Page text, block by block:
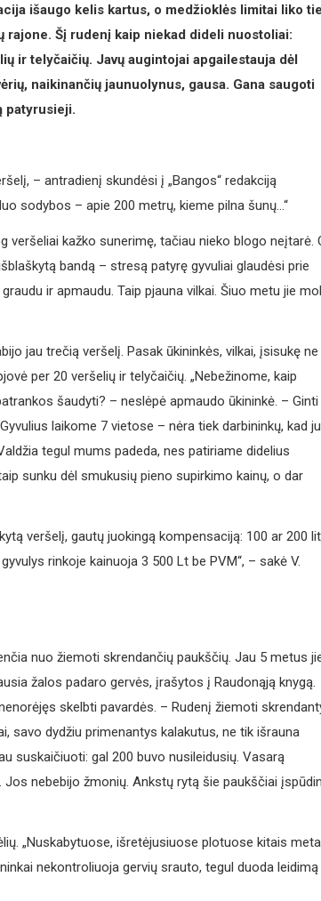
išaugo kelis kartus, o medžioklės limitai liko tie
rajone. Šį rudenį kaip niekad dideli nuostoliai:
ir telyčaičių. Javų augintojai apgailestauja dėl
naikinančių jaunuolynus, gausa. Gana saugoti
patyrusieji.
– antradienį skundėsi į „Bangos“ redakciją
sodybos – apie 200 metrų, kieme pilna šunų…“
kažko sunerimę, tačiau nieko blogo neįtarė.
bandą – stresą patyrę gyvuliai glaudėsi prie
ir apmaudu. Taip pjauna vilkai. Šiuo metu jie
jau trečią veršelį. Pasak ūkininkės, vilkai, įsisukę
per 20 veršelių ir telyčaičių. „Nebežinome, kaip
šaudyti? – neslėpė apmaudo ūkininkė. – Ginti
laikome 7 vietose – nėra tiek darbininkų, kad
tegul mums padeda, nes patiriame didelius
sunku dėl smukusių pieno supirkimo kainų, o dar
veršelį, gautų juokingą kompensaciją: 100 ar 200
rinkoje kainuoja 3 500 Lt be PVM“, – sakė V.
nuo žiemoti skrendančių paukščių. Jau 5 metus
žalos padaro gervės, įrašytos į Raudonąją knygą.
skelbti pavardės. – Rudenį žiemoti
savo dydžiu primenantys kalakutus, ne tik išrauna
suskaičiuoti: gal 200 buvo nusileidusių. Vasarą
nebebijo žmonių. Ankstų rytą šie paukščiai
„Nuskabytuose, išretėjusiuose plotuose kitais
nekontroliuoja gervių srauto, tegul duoda leidimą